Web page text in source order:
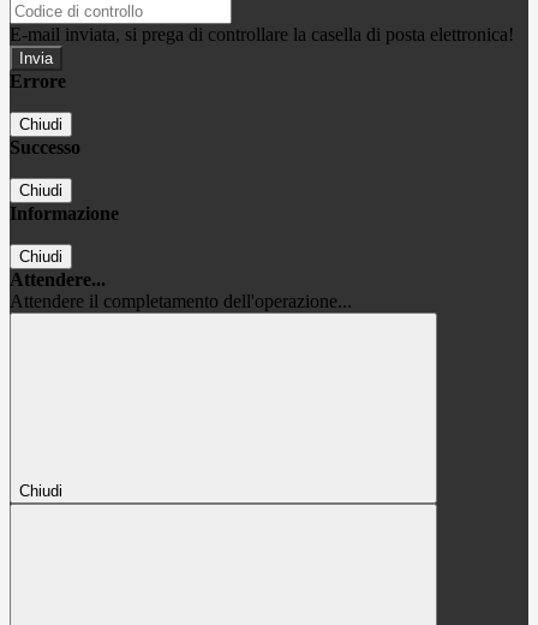
E-mail inviata, si prega di controllare la casella di posta elettronica!
Errore
Chiudi
Successo
Chiudi
Informazione
Chiudi
Attendere...
Attendere il completamento dell'operazione...
Chiudi